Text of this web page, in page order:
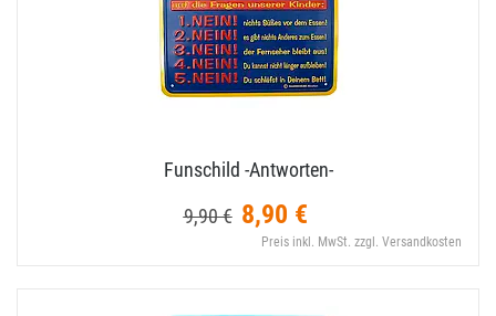
Funschild -Antworten-
9,90 € 8,90 €
Preis inkl. MwSt. zzgl. Versandkosten